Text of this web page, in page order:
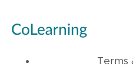
Terms